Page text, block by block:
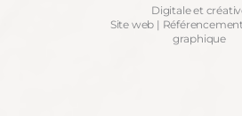
Digitale et
Site web |
graphique